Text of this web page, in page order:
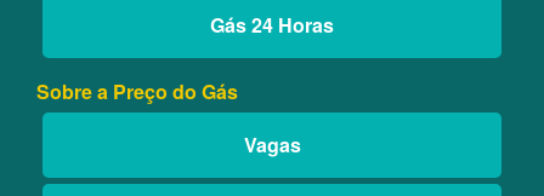
Gás 24 Horas
Sobre a Preço do Gás
Vagas